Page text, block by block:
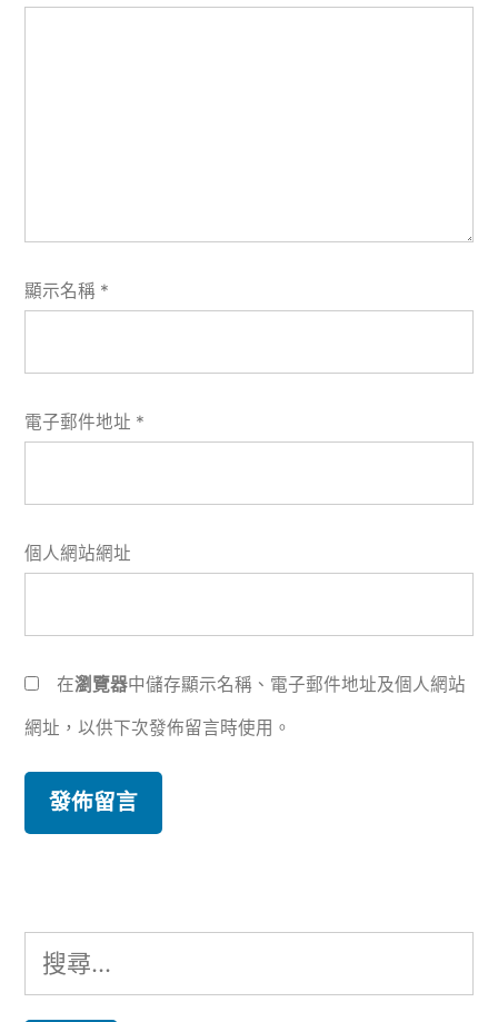
顯示名稱 *
電子郵件地址 *
個人網站網址
在瀏覽器中儲存顯示名稱、電子郵件地址及個人網站
網址，以供下次發佈留言時使用。
搜
尋